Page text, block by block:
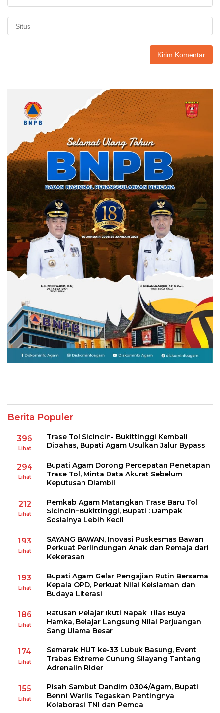
Berita Populer
396
Lihat
Trase Tol Sicincin- Bukittinggi Kembali
Dibahas, Bupati Agam Usulkan Jalur Bypass
294
Lihat
Bupati Agam Dorong Percepatan Penetapan
Trase Tol, Minta Data Akurat Sebelum
Keputusan Diambil
212
Lihat
Pemkab Agam Matangkan Trase Baru Tol
Sicincin–Bukittinggi, Bupati : Dampak
Sosialnya Lebih Kecil
193
Lihat
SAYANG BAWAN, Inovasi Puskesmas Bawan
Perkuat Perlindungan Anak dan Remaja dari
Kekerasan
193
Lihat
Bupati Agam Gelar Pengajian Rutin Bersama
Kepala OPD, Perkuat Nilai Keislaman dan
Budaya Literasi
186
Lihat
Ratusan Pelajar Ikuti Napak Tilas Buya
Hamka, Belajar Langsung Nilai Perjuangan
Sang Ulama Besar
174
Lihat
Semarak HUT ke-33 Lubuk Basung, Event
Trabas Extreme Gunung Silayang Tantang
Adrenalin Rider
155
Lihat
Pisah Sambut Dandim 0304/Agam, Bupati
Benni Warlis Tegaskan Pentingnya
Kolaborasi TNI dan Pemda